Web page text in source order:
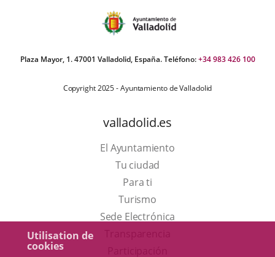
Utilisation de
cookies
Plaza Mayor, 1. 47001 Valladolid, España. Teléfono:+34 983 426 100
Copyright 2025 - Ayuntamiento de Valladolid
valladolid.es
El Ayuntamiento
Tu ciudad
Para ti
TurismoEste
enlace
Sede Electrónica